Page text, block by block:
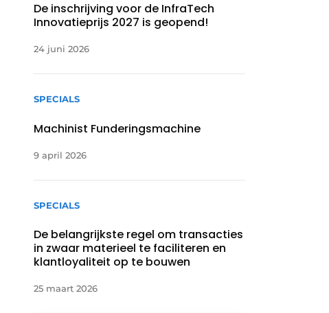
De inschrijving voor de InfraTech
Innovatieprijs 2027 is geopend!
24 juni 2026
SPECIALS
Machinist Funderingsmachine
9 april 2026
SPECIALS
De belangrijkste regel om transacties
in zwaar materieel te faciliteren en
klantloyaliteit op te bouwen
25 maart 2026